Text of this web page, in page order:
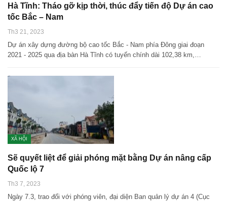
Hà Tĩnh: Tháo gỡ kịp thời, thúc đẩy tiến độ Dự án cao
tốc Bắc – Nam
Th3 21, 2023
Dự án xây dựng đường bộ cao tốc Bắc - Nam phía Đông giai đoạn
2021 - 2025 qua địa bàn Hà Tĩnh có tuyến chính dài 102,38 km,…
XÃ HỘI
Sẽ quyết liệt để giải phóng mặt bằng Dự án nâng cấp
Quốc lộ 7
Th3 7, 2023
Ngày 7.3, trao đổi với phóng viên, đại diện Ban quản lý dự án 4 (Cục